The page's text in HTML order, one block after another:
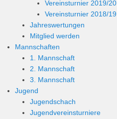
Vereinsturnier 2019/20
Vereinsturnier 2018/19
Jahreswertungen
Mitglied werden
Mannschaften
1. Mannschaft
2. Mannschaft
3. Mannschaft
Jugend
Jugendschach
Jugendvereinsturniere